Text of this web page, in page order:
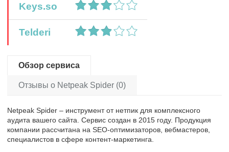
Keys.so
Telderi
Обзор сервиса
Отзывы о Netpeak Spider (0)
Netpeak Spider – инструмент от нетпик для комплексного
аудита вашего сайта. Сервис создан в 2015 году. Продукция
компании рассчитана на SEO-оптимизаторов, вебмастеров,
специалистов в сфере контент-маркетинга.